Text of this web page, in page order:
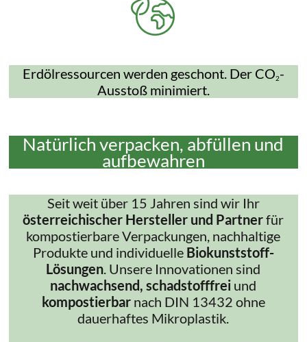
Erdölressourcen werden geschont. Der CO2-
Ausstoß minimiert.
Natürlich verpacken, abfüllen und
aufbewahren
Seit weit über 15 Jahren sind wir Ihr
österreichischer Hersteller und Partnerfür
kompostierbare Verpackungen, nachhaltige
Produkte und individuelle Biokunststoff-
Lösungen. Unsere Innovationen sind
nachwachsend, schadstofffrei und
kompostierbar nach DIN 13432 ohne
dauerhaftes Mikroplastik.